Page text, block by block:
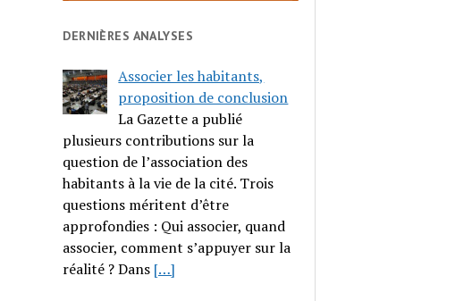
DERNIÈRES ANALYSES
Associer les habitants,
proposition de conclusion
La Gazette a publié
plusieurs contributions sur la
question de l’association des
habitants à la vie de la cité. Trois
questions méritent d’être
approfondies : Qui associer, quand
associer, comment s’appuyer sur la
réalité ? Dans […]